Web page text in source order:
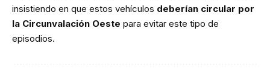
insistiendo en que estos vehículos deberían circular por
la Circunvalación Oeste para evitar este tipo de
episodios.